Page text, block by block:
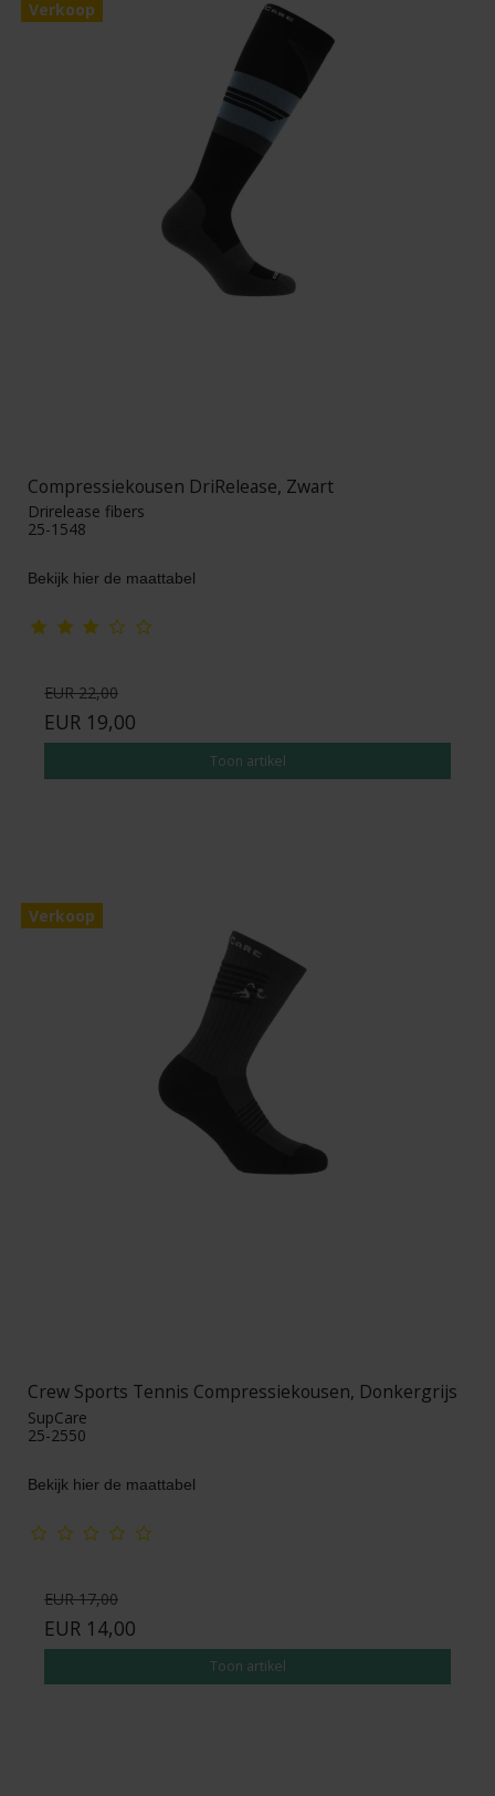
Verkoop
Compressiekousen DriRelease, Zwart
Drirelease fibers
25-1548
Bekijk hier de maattabel
EUR 22,00
EUR 19,00
Toon artikel
Verkoop
Crew Sports Tennis Compressiekousen, Donkergrijs
SupCare
25-2550
Bekijk hier de maattabel
EUR 17,00
EUR 14,00
Toon artikel